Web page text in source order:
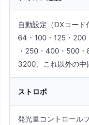
自動設定（DXコー
64・100・125・200
・250・400・500
3200、これ以外の中
ストロボ
発光量コントロール